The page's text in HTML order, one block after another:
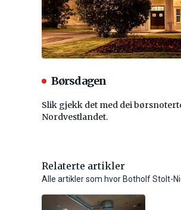
Børsdagen
Slik gjekk det med dei
Nordvestlandet.
Relaterte artikler
Alle artikler som hvor Botholf Stolt-